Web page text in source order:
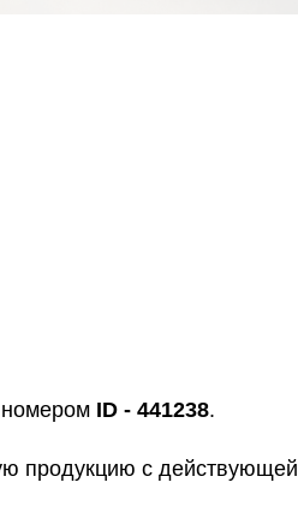
ID - 441238.
продукцию с действующей